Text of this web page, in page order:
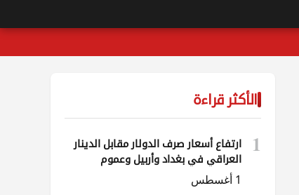
الأكثر قراءة
1
ارتفاع أسعار صرف الدولار مقابل الدينار
العراقي في بغداد وأربيل وعموم
المحافظات
1 أغسطس